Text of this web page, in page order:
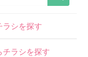
ラシを探す
チラシを探す